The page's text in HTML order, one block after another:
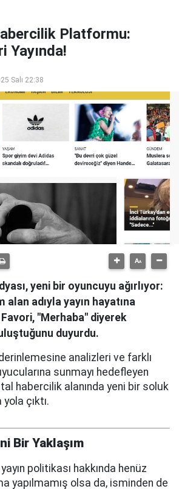
Platformu:
Yayında!
Salı 22:38
yeni bir oyuncuyu ağırlıyor:
adıyla yayın hayatına
"Merhaba" diyerek
duyurdu.
analizleri ve farklı
sunmayı hedefleyen
habercilik alanında yeni bir soluk
çıktı.
Bir Yaklaşım
politikası hakkında henüz
yapılmamış olsa da, isminden de